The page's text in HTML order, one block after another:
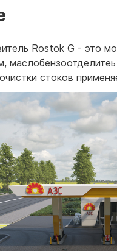
Rostok G - это
стоков